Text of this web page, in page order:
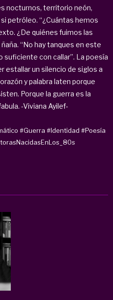
nocturnos, territorio neón,
petróleo. “¿Cuántas hemos
¿De quiénes fuimos las
“No hay tanques en este
suficiente con callar”. La poesía
estallar un silencio de siglos a
y palabra laten porque
Porque la guerra es la
-Viviana Ayilef-
#Guerra #Identidad #Poesía